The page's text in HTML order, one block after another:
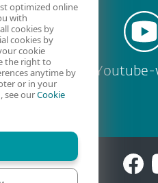
foorumi
optimized online
with
cookies by
cookies by
cookie
the right to
anytime by
or in your
see ourCookie